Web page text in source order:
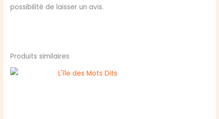
possibilité de laisser un avis.
Produits similaires